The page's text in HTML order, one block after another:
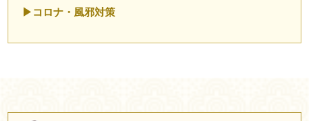
コロナ・風邪対策